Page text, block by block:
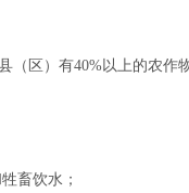
（区）有40%以上的农作
畜饮水；